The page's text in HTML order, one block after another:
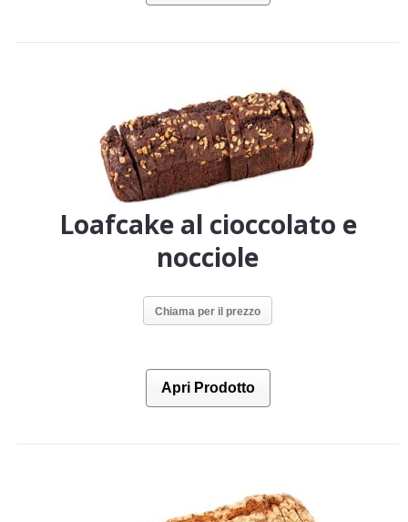
Loafcake al cioccolato e
nocciole
Chiama per il prezzo
Apri Prodotto